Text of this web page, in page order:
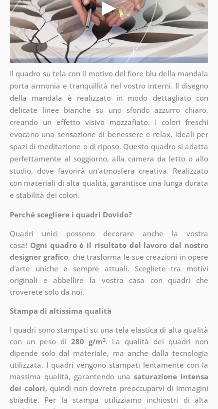
Il quadro su tela con il motivo del fiore blu della mandala
porta armonia e tranquillità nel vostro interni. Il disegno
della mandala è realizzato in modo dettagliato con
delicate linee bianche su uno sfondo azzurro chiaro,
creando un effetto visivo mozzafiato. I colori freschi
evocano una sensazione di benessere e relax, ideali per
spazi di meditazione o di riposo. Questo quadro si adatta
perfettamente al soggiorno, alla camera da letto o allo
studio, dove favorirà un'atmosfera creativa. Realizzato
con materiali di alta qualità, garantisce una lunga durata
e stabilità dei colori.
Perché scegliere i quadri Dovido?
Quadri unici possono decorare anche la vostra
casa! Ogni quadro è il risultato del lavoro del nostro
designer grafico, chetrasforma le sue creazioni in opere
d'arte uniche e sempre attuali. Scegliete tra motivi
originali e abbellire la vostra casa con quadri che
troverete solo da noi.
Stampa di altissima qualità
I quadri sono stampati su una tela elastica di alta qualità
con un peso di 280 g/m2. La qualità dei quadri non
dipende solo dal materiale, ma anche dalla tecnologia
utilizzata. I quadri vengono stampati lentamente con la
massima qualità, garantendo unasaturazione intensa
dei colori, quindi non dovrete preoccuparvi di immagini
sbiadite. Per la stampa utilizziamo inchiostri di alta